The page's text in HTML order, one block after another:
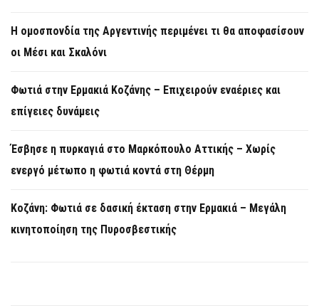
Η ομοσπονδία της Αργεντινής περιμένει τι θα αποφασίσουν
οι Μέσι και Σκαλόνι
Φωτιά στην Ερμακιά Κοζάνης – Επιχειρούν εναέριες και
επίγειες δυνάμεις
Έσβησε η πυρκαγιά στο Μαρκόπουλο Αττικής – Χωρίς
ενεργό μέτωπο η φωτιά κοντά στη Θέρμη
Κοζάνη: Φωτιά σε δασική έκταση στην Ερμακιά – Μεγάλη
κινητοποίηση της Πυροσβεστικής